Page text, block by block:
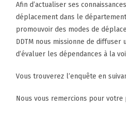
Afin d’actualiser ses
déplacement dans le
promouvoir des modes de
DDTM nous missionne de diffuser
d’évaluer les dépendances à la
Vous trouverez l’enquête en
Nous vous remercions pour votre